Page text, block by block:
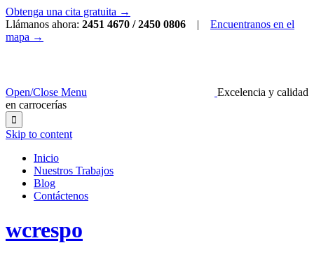
Obtenga una cita gratuita →
Llámanos ahora: 2451 4670 / 2450 0806 | Encuentranos en el
mapa →
Open/Close Menu
Excelencia y calidad
en carrocerías

Skip to content
Inicio
Nuestros Trabajos
Blog
Contáctenos
wcrespo